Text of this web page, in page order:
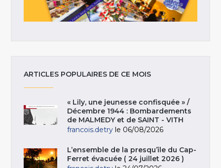
ARTICLES POPULAIRES DE CE MOIS
« Lily, une jeunesse confisquée » /
Décembre 1944 : Bombardements
de MALMEDY et de SAINT - VITH
francois.detry le 06/08/2026
L’ensemble de la presqu’île du Cap-
Ferret évacuée ( 24 juillet 2026 )